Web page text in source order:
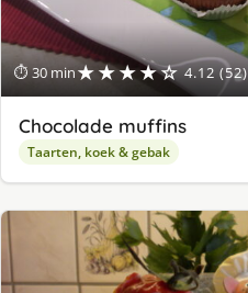
⏱ 30 min★★★★☆ 4.12 (52)
Chocolade muffins
Taarten, koek & gebak